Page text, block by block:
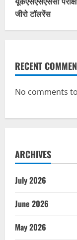
जीरो टॉलरेंस
RECENT
No comments
ARCHIVES
July 2026
June 2026
May 2026